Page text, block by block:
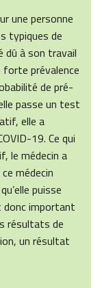
une personne
typiques de
dû à son travail
forte prévalence
de pré-
passe un test
elle a
19. Ce qui
le médecin a
médecin
puisse
important
résultats de
un résultat